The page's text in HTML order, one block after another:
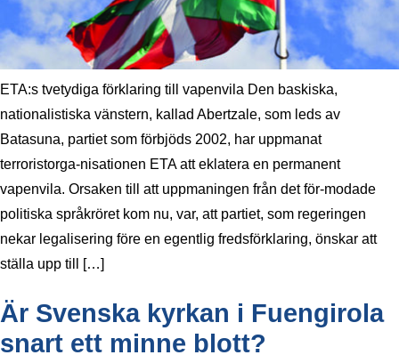
ETA:s tvetydiga förklaring till vapenvila Den baskiska,
nationalistiska vänstern, kallad Abertzale, som leds av
Batasuna, partiet som förbjöds 2002, har uppmanat
terroristorga-nisationen ETA att eklatera en permanent
vapenvila. Orsaken till att uppmaningen från det för-modade
politiska språkröret kom nu, var, att partiet, som regeringen
nekar legalisering före en egentlig fredsförklaring, önskar att
ställa upp till […]
Är Svenska kyrkan i Fuengirola
snart ett minne blott?